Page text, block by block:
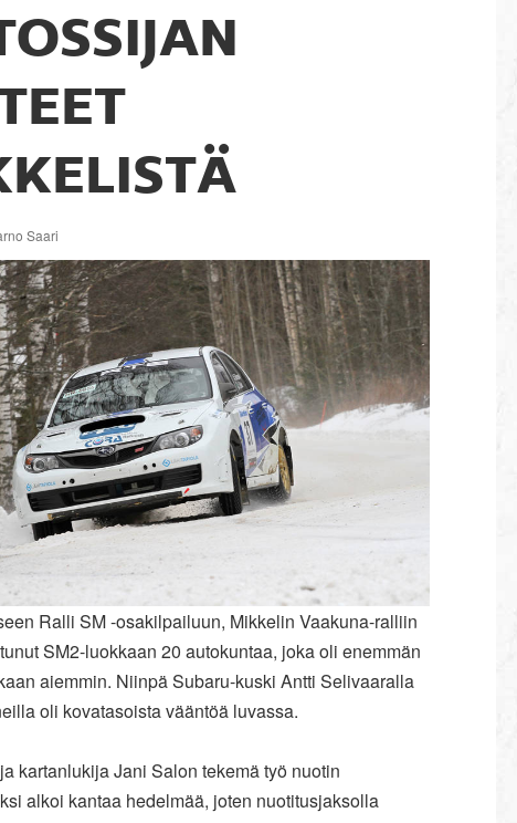
Saari
Ralli SM -osakilpailuun, Mikkelin Vaakuna-ralliin
SM2-luokkaan 20 autokuntaa, joka oli enemmän
aiemmin. Niinpä Subaru-kuski Antti Selivaaralla
oli kovatasoista vääntöä luvassa.
kartanlukija Jani Salon tekemä työ nuotin
alkoi kantaa hedelmää, joten nuotitusjaksolla